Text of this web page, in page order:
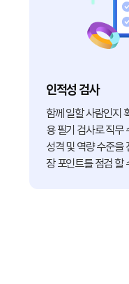
인적성 검사
함께 일할 사람인지
용 필기 검사로 직무
성격 및 역량 수준을
장 포인트를 점검 할